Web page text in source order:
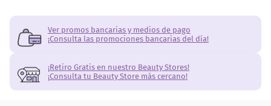
Ver promos bancarias y medios de pago
¡Consulta las promociones bancarias del día!
¡Retiro Gratis en nuestro Beauty Stores!
¡Consulta tu Beauty Store más cercano!